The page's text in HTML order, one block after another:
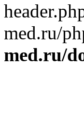
med.ru/
med.ru/